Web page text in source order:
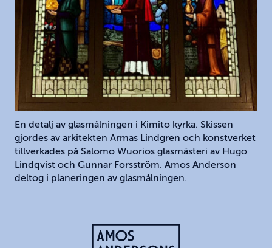
En detalj av glasmålningen i Kimito kyrka. Skissen
gjordes av arkitekten Armas Lindgren och konstverket
tillverkades på Salomo Wuorios glasmästeri av Hugo
Lindqvist och Gunnar Forsström. Amos Anderson
deltog i planeringen av glasmålningen.